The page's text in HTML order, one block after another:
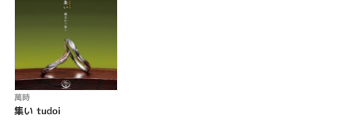
萬時
集い tudoi